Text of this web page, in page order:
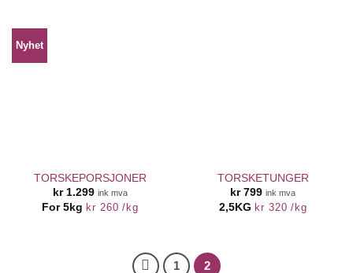
Nyhet
TORSKEPORSJONER
kr1.299 ink mva
For 5kg kr 260 / kg
TORSKETUNGER
kr799 ink mva
2,5KG kr 320 / kg
1 2